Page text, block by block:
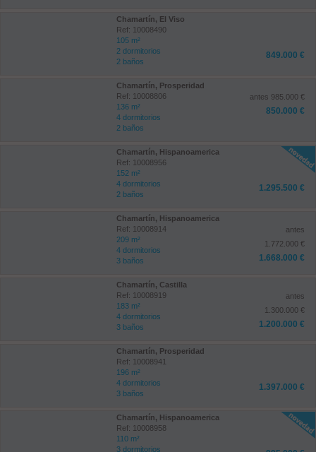
Chamartín, El Viso
Ref: 10008490
105 m²
2 dormitorios
2 baños
849.000 €
Chamartín, Prosperidad
Ref: 10008806
136 m²
4 dormitorios
2 baños
antes 985.000 €
850.000 €
Chamartín, Hispanoamerica
Ref: 10008956
152 m²
4 dormitorios
2 baños
1.295.500 €
Chamartín, Hispanoamerica
Ref: 10008914
209 m²
4 dormitorios
3 baños
antes
1.772.000 €
1.668.000 €
Chamartín, Castilla
Ref: 10008919
183 m²
4 dormitorios
3 baños
antes
1.300.000 €
1.200.000 €
Chamartín, Prosperidad
Ref: 10008941
196 m²
4 dormitorios
3 baños
1.397.000 €
Chamartín, Hispanoamerica
Ref: 10008958
110 m²
3 dormitorios